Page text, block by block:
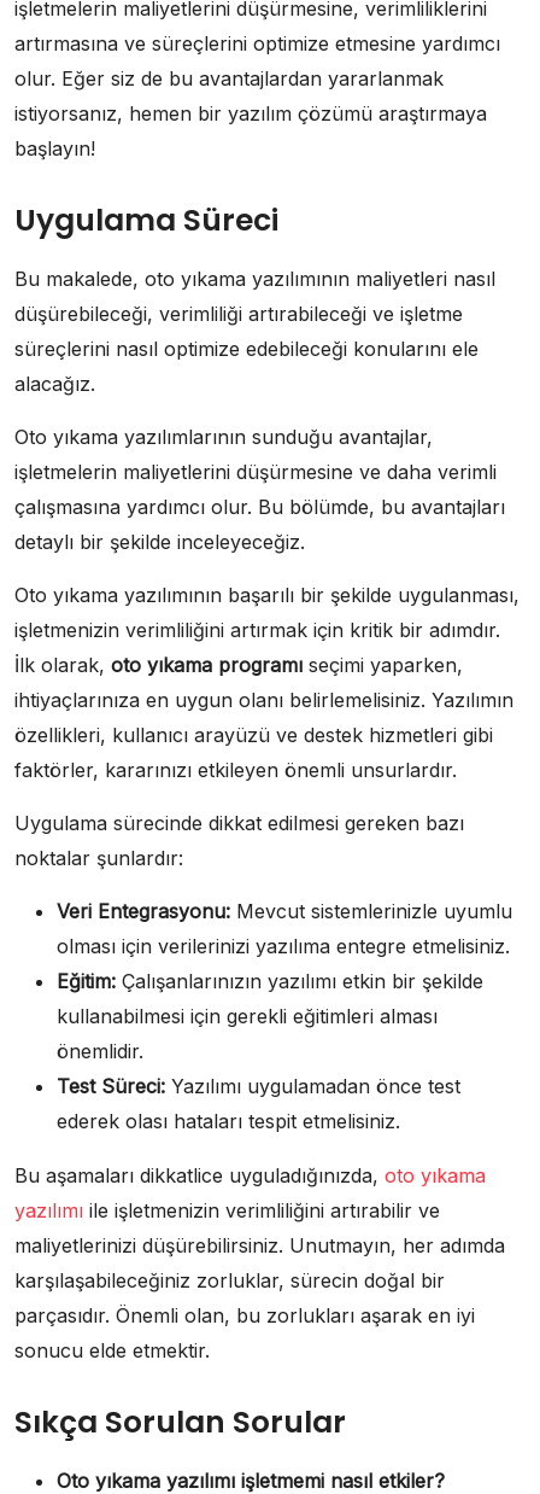
işletmelerin maliyetlerini düşürmesine, verimliliklerini
artırmasına ve süreçlerini optimize etmesine yardımcı
olur. Eğer siz de bu avantajlardan yararlanmak
istiyorsanız, hemen bir yazılım çözümü araştırmaya
başlayın!
Uygulama Süreci
Bu makalede, oto yıkama yazılımının maliyetleri nasıl
düşürebileceği, verimliliği artırabileceği ve işletme
süreçlerini nasıl optimize edebileceği konularını ele
alacağız.
Oto yıkama yazılımlarının sunduğu avantajlar,
işletmelerin maliyetlerini düşürmesine ve daha verimli
çalışmasına yardımcı olur. Bu bölümde, bu avantajları
detaylı bir şekilde inceleyeceğiz.
Oto yıkama yazılımının başarılı bir şekilde uygulanması,
işletmenizin verimliliğini artırmak için kritik bir adımdır.
İlk olarak, oto yıkama programı seçimi yaparken,
ihtiyaçlarınıza en uygun olanı belirlemelisiniz. Yazılımın
özellikleri, kullanıcı arayüzü ve destek hizmetleri gibi
faktörler, kararınızı etkileyen önemli unsurlardır.
Uygulama sürecinde dikkat edilmesi gereken bazı
noktalar şunlardır:
Veri Entegrasyonu: Mevcut sistemlerinizle uyumlu
olması için verilerinizi yazılıma entegre etmelisiniz.
Eğitim: Çalışanlarınızın yazılımı etkin bir şekilde
kullanabilmesi için gerekli eğitimleri alması
önemlidir.
Test Süreci: Yazılımı uygulamadan önce test
ederek olası hataları tespit etmelisiniz.
Bu aşamaları dikkatlice uyguladığınızda, oto yıkama
yazılımı ile işletmenizin verimliliğini artırabilir ve
maliyetlerinizi düşürebilirsiniz. Unutmayın, her adımda
karşılaşabileceğiniz zorluklar, sürecin doğal bir
parçasıdır. Önemli olan, bu zorlukları aşarak en iyi
sonucu elde etmektir.
Sıkça Sorulan Sorular
Oto yıkama yazılımı işletmemi nasıl etkiler?